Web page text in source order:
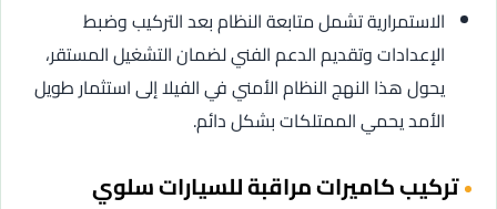
الاستمرارية تشمل متابعة النظام بعد التركيب وضبط
الإعدادات وتقديم الدعم الفني لضمان التشغيل المستقر،
يحول هذا النهج النظام الأمني في الفيلا إلى استثمار طويل
الأمد يحمي الممتلكات بشكل دائم.
تركيب كاميرات مراقبة للسيارات سلوي